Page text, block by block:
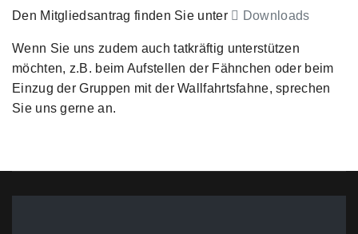
Den Mitgliedsantrag finden Sie unter Downloads
Wenn Sie uns zudem auch tatkräftig unterstützen
möchten, z.B. beim Aufstellen der Fähnchen oder beim
Einzug der Gruppen mit der Wallfahrtsfahne, sprechen
Sie uns gerne an.